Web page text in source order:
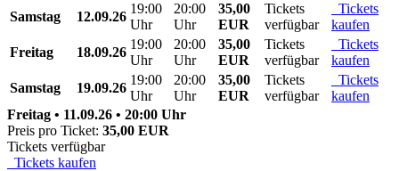
Samstag
12.09.26
19:00
Uhr
20:00
Uhr
35,00
EUR
Tickets
verfügbar
Tickets
kaufen
Freitag
18.09.26
19:00
Uhr
20:00
Uhr
35,00
EUR
Tickets
verfügbar
Tickets
kaufen
Samstag
19.09.26
19:00
Uhr
20:00
Uhr
35,00
EUR
Tickets
verfügbar
Tickets
kaufen
Freitag • 11.09.26 • 20:00 Uhr
Preis pro Ticket: 35,00 EUR
Tickets verfügbar
Tickets kaufen